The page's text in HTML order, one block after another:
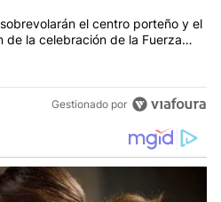
el título "Los aviones F 16
el centro porteño y el
de la celebración de la Fuerza
Gestionado por